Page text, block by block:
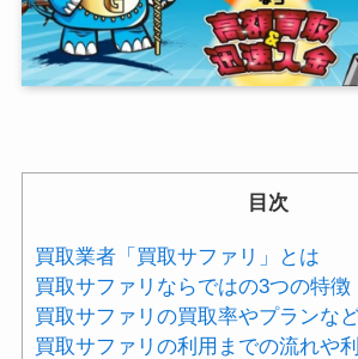
目次
買取業者「買取サファリ」とは
買取サファリならではの3つの特徴
買取サファリの買取率やプランな
買取サファリの利用までの流れや